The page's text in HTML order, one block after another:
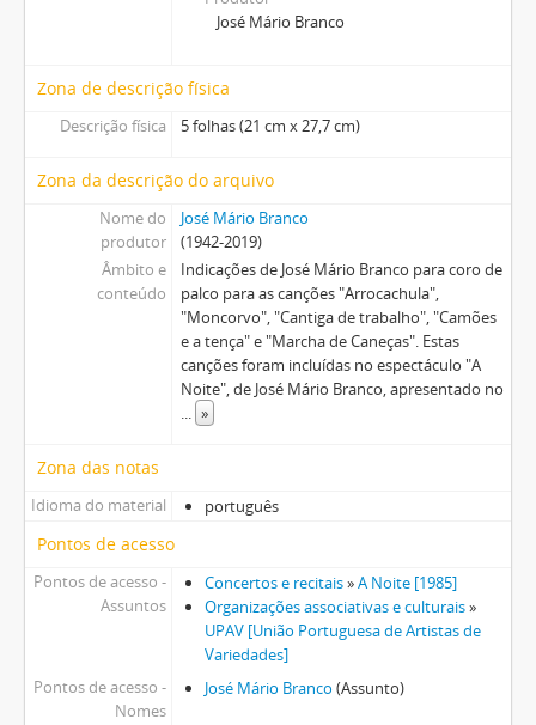
José Mário Branco
Zona de descrição física
Descrição física 5 folhas (21 cm x 27,7 cm)
Zona da descrição do arquivo
Nome do
produtor
José Mário Branco
(1942-2019)
Âmbito e
conteúdo
Indicações de José Mário Branco para coro de
palco para as canções "Arrocachula",
"Moncorvo", "Cantiga de trabalho", "Camões
e a tença" e "Marcha de Caneças". Estas
canções foram incluídas no espectáculo "A
Noite", de José Mário Branco, apresentado no
... »
Zona das notas
Idioma do material português
Pontos de acesso
Pontos de acesso -
Assuntos
Concertos e recitais»A Noite [1985]
Organizações associativas e culturais»
UPAV [União Portuguesa de Artistas de
Variedades]
Pontos de acesso -
Nomes
José Mário Branco (Assunto)